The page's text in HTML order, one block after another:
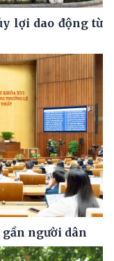
lợi dao động từ
người dân